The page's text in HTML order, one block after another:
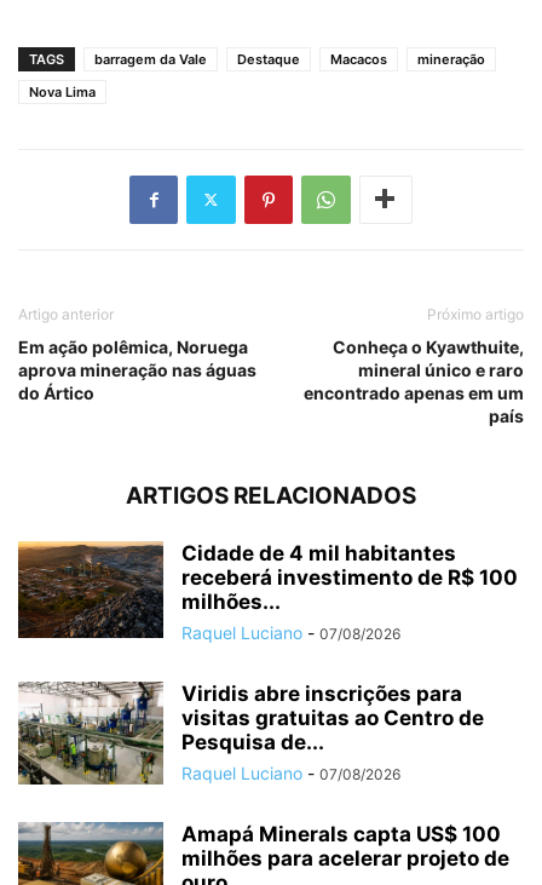
TAGS barragem da Vale Destaque Macacos
mineração
Nova Lima
Artigo anterior
Em ação polêmica, Noruega
aprova mineração nas águas
do Ártico
Próximo artigo
Conheça o Kyawthuite,
mineral único e raro
encontrado apenas em um
país
ARTIGOS RELACIONADOS
Cidade de 4 mil habitantes
receberá investimento de R$ 100
milhões...
Raquel Luciano - 07/08/2026
Viridis abre inscrições para
visitas gratuitas ao Centro de
Pesquisa de...
Raquel Luciano - 07/08/2026
Amapá Minerals capta US$ 100
milhões para acelerar projeto de